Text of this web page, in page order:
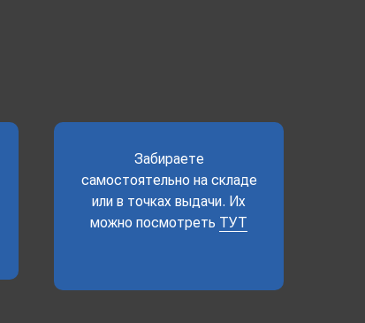
Забираете
самостоятельно на складе
или в точках выдачи. Их
можно посмотреть ТУТ